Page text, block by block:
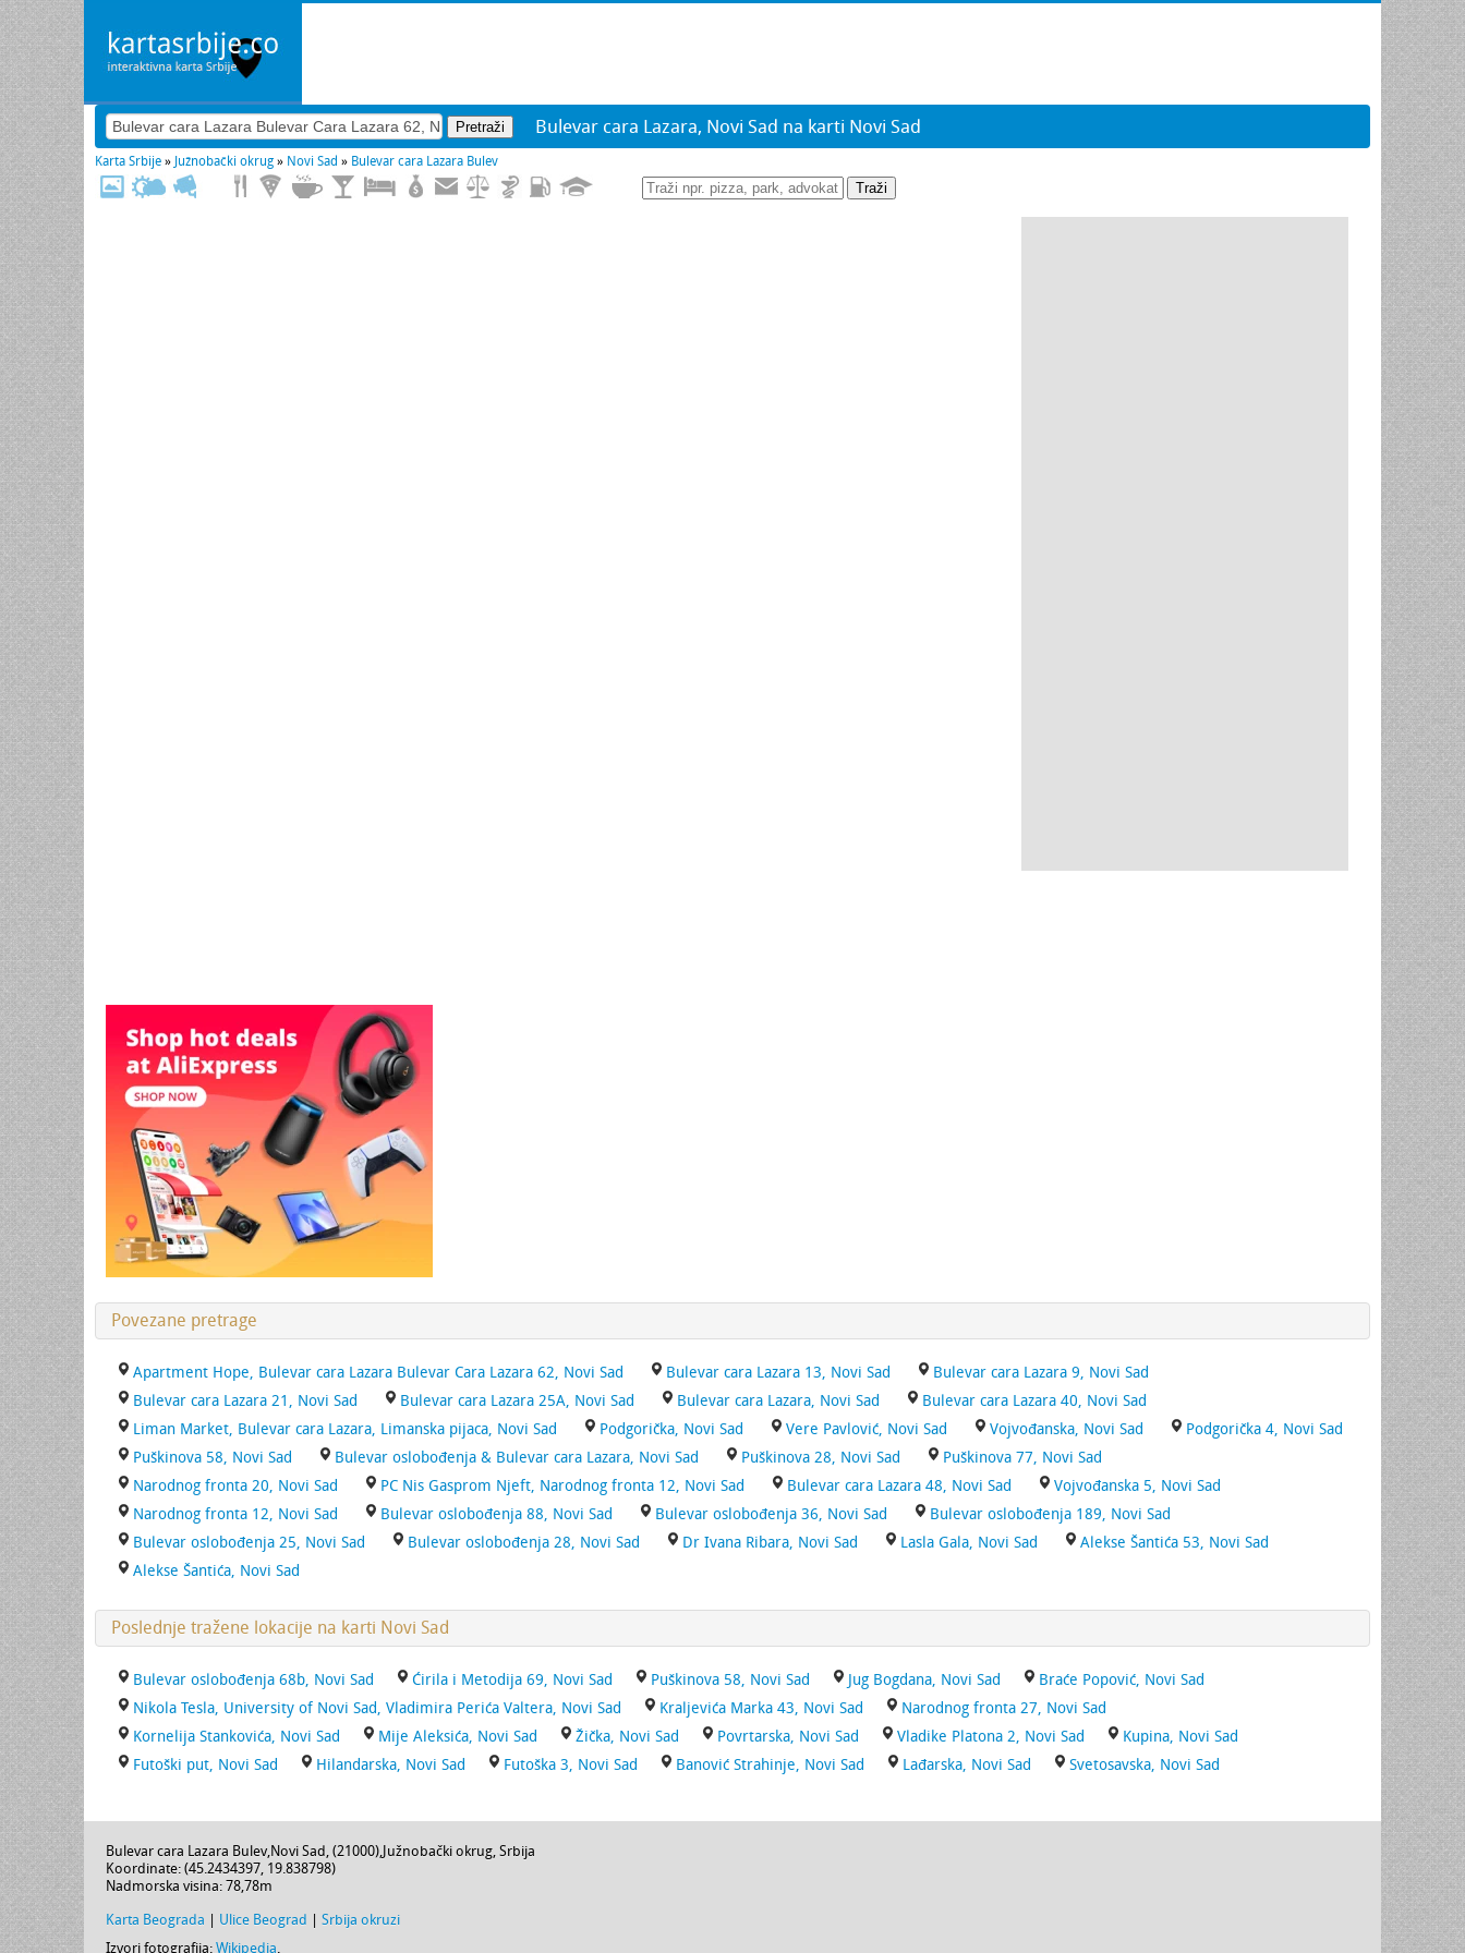
Bulevar cara Lazara, Novi Sad na karti Novi Sad
Karta Srbije » Južnobački okrug » Novi Sad » Bulevar cara Lazara Bulev
Traži
Povezane pretrage
Apartment Hope, Bulevar cara Lazara Bulevar Cara Lazara 62, Novi Sad Bulevar cara Lazara 13, Novi Sad
Bulevar cara Lazara 9, Novi Sad
Bulevar cara Lazara 21, Novi Sad
Bulevar cara Lazara 25A, Novi Sad Bulevar cara Lazara, Novi Sad
Bulevar cara Lazara 40, Novi Sad
Liman Market, Bulevar cara Lazara, Limanska pijaca, Novi Sad
Podgorička, Novi Sad Vere Pavlović, Novi Sad Vojvođanska, Novi Sad
Podgorička 4, Novi Sad
Puškinova 58, Novi Sad
Bulevar oslobođenja & Bulevar cara Lazara, Novi Sad Puškinova 28, Novi Sad
Puškinova 77, Novi Sad
Narodnog fronta 20, Novi Sad
PC Nis Gasprom Njeft, Narodnog fronta 12, Novi Sad Bulevar cara Lazara 48, Novi Sad
Vojvođanska 5, Novi Sad
Narodnog fronta 12, Novi Sad
Bulevar oslobođenja 88, Novi Sad Bulevar oslobođenja 36, Novi Sad
Bulevar oslobođenja 189, Novi Sad
Bulevar oslobođenja 25, Novi Sad
Bulevar oslobođenja 28, Novi Sad Dr Ivana Ribara, Novi Sad Lasla Gala, Novi Sad
Alekse Šantića 53, Novi Sad
Alekse Šantića, Novi Sad
Poslednje tražene lokacije na karti Novi Sad
Bulevar oslobođenja 68b, Novi Sad Ćirila i Metodija 69, Novi Sad Puškinova 58, Novi Sad Jug Bogdana, Novi Sad
Braće Popović, Novi Sad
Nikola Tesla, University of Novi Sad, Vladimira Perića Valtera, Novi Sad
Kraljevića Marka 43, Novi Sad
Narodnog fronta 27, Novi Sad
Kornelija Stankovića, Novi Sad
Mije Aleksića, Novi Sad Žička, Novi Sad Povrtarska, Novi Sad Vladike Platona 2, Novi Sad
Kupina, Novi Sad
Futoški put, Novi Sad
Hilandarska, Novi Sad Futoška 3, Novi Sad Banović Strahinje, Novi Sad Lađarska, Novi Sad Svetosavska, Novi Sad
Bulevar cara Lazara Bulev,Novi Sad, (21000), Južnobački okrug, Srbija
Koordinate: (45.2434397, 19.838798)
Nadmorska visina: 78,78m
Karta Beograda Ulice Beograd
Srbija okruzi
Izvori fotografija: Wikipedia.